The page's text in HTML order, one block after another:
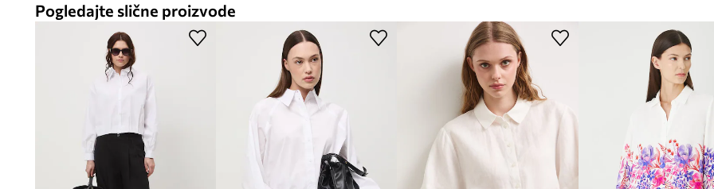
Pogledajte slične proizvode